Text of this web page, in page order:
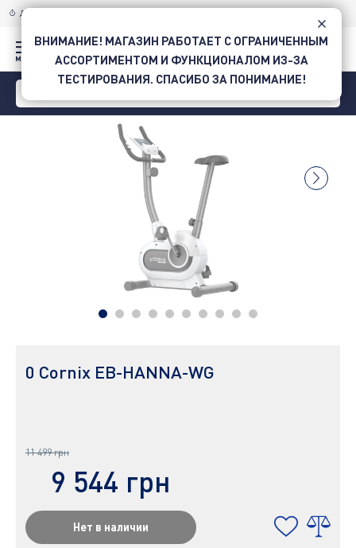
ДОСТАВКА ПО УКРАИНЕ
0 Cornix EB-HANNA-WG
11 499 грн
9 544 грн
Нет в наличии
ВНИМАНИЕ! МАГАЗИН РАБОТАЕТ С ОГРАНИЧЕННЫМ
АССОРТИМЕНТОМ И ФУНКЦИОНАЛОМ ИЗ-ЗА
ТЕСТИРОВАНИЯ. СПАСИБО ЗА ПОНИМАНИЕ!